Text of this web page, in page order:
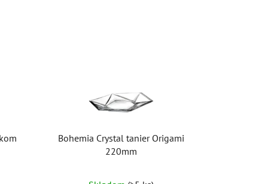
Bohemia Crystal tanier Origami
220mm